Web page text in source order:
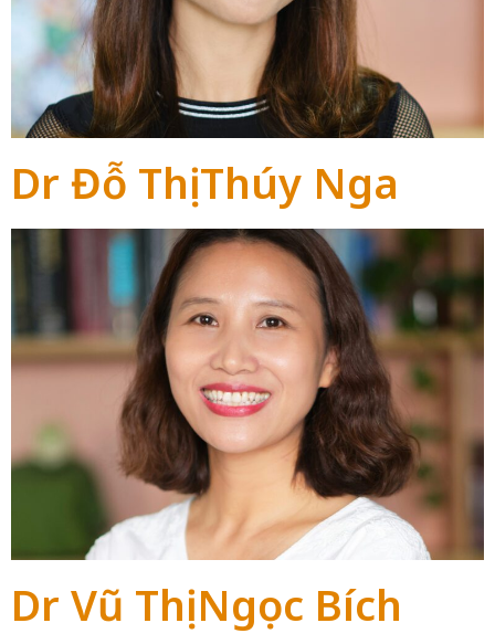
Dr Đỗ Thị Thúy Nga
Dr Vũ Thị Ngọc Bích